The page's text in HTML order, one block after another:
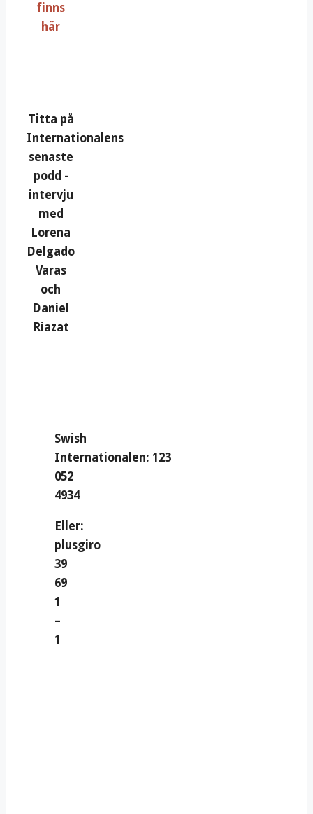
finns
här
Titta på
Internationalens
senaste
podd -
intervju
med
Lorena
Delgado
Varas
och
Daniel
Riazat
Swish
Internationalen: 123
052
4934
Eller:
plusgiro
39
69
1
–
1